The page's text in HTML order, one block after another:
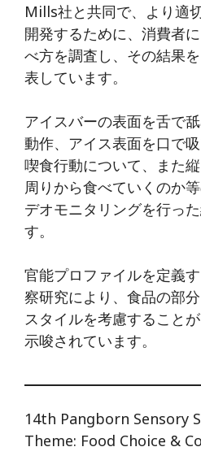
Mills社と共同で、より適
開発するために、消費者
べ方を調査し、その結果
表しています。
アイスバーの表面を舌で
動作、アイス表面を口で
喫食行動について、また縦
周りから食べていくのか
デオモニタリングを行っ
す。
官能プロファイルを定義
察研究により、食品の部
スタイルを考慮すること
示唆されています。
14th Pangborn Sensory
Theme: Food Choice &